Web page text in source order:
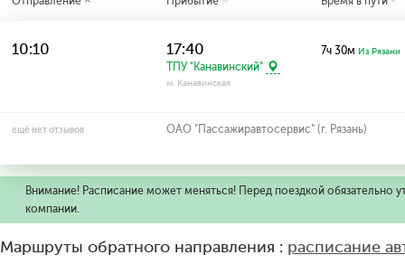
10:10 17:40
ТПУ "Канавинский"
м. Канавинская
7ч 30м Из Рязани
ещё нет отзывов ОАО "Пассажиравтосервис" (г. Рязань)
Внимание! Расписание может меняться! Перед поездкой обязательно
компании.
Маршруты обратного направления : расписание